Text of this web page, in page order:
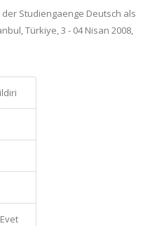
Studiengaenge Deutsch als
Türkiye, 3 - 04 Nisan 2008,
Evet